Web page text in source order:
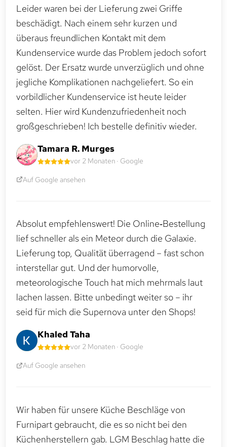
Leider waren bei der Lieferung zwei Griffe
beschädigt. Nach einem sehr kurzen und
überaus freundlichen Kontakt mit dem
Kundenservice wurde das Problem jedoch sofort
gelöst. Der Ersatz wurde unverzüglich und ohne
jegliche Komplikationen nachgeliefert. So ein
vorbildlicher Kundenservice ist heute leider
selten. Hier wird Kundenzufriedenheit noch
großgeschrieben! Ich bestelle definitiv wieder.
Tamara R. Murges
vor 2 Monaten · Google
Auf Google ansehen
Absolut empfehlenswert! Die Online‑Bestellung
lief schneller als ein Meteor durch die Galaxie.
Lieferung top, Qualität überragend – fast schon
interstellar gut. Und der humorvolle,
meteorologische Touch hat mich mehrmals laut
lachen lassen. Bitte unbedingt weiter so – ihr
seid für mich die Supernova unter den Shops!
Khaled Taha
vor 2 Monaten · Google
Auf Google ansehen
Wir haben für unsere Küche Beschläge von
Furnipart gebraucht, die es so nicht bei den
Küchenherstellern gab. LGM Beschlag hatte die